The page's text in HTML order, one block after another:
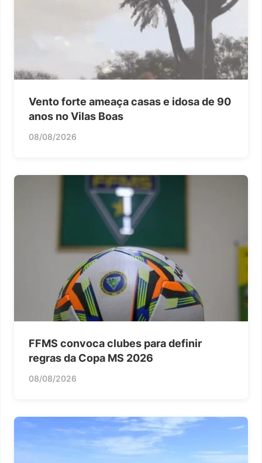
Vento forte ameaça casas e idosa de 90
anos no Vilas Boas
08/08/2026
FFMS convoca clubes para definir
regras da Copa MS 2026
08/08/2026